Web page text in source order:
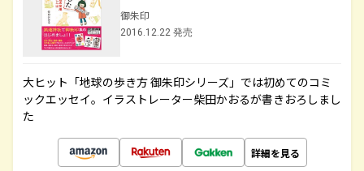
御朱印
2016.12.22 発売
大ヒット「地球の歩き方 御朱印シリーズ」では初めてのコミ
ックエッセイ。イラストレーター柴田かおるが書きおろしまし
た
詳細を見る